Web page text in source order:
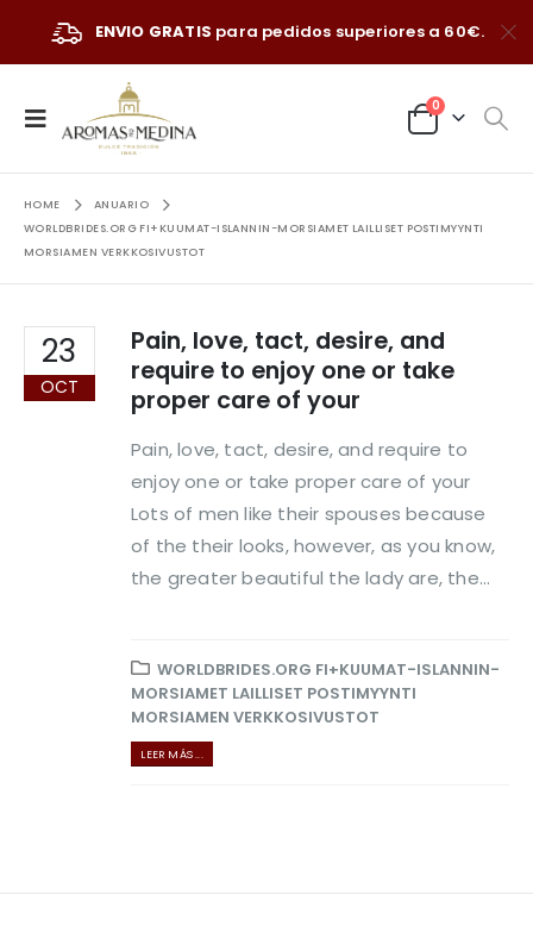
ENVIO GRATIS para pedidos superiores a 60€.
0
HOME
ANUARIO
WORLDBRIDES.ORG FI+KUUMAT-ISLANNIN-MORSIAMET LAILLISET POSTIMYYNTI
MORSIAMEN VERKKOSIVUSTOT
23
OCT
Pain, love, tact, desire, and
require to enjoy one or take
proper care of your
Pain, love, tact, desire, and require to
enjoy one or take proper care of your
Lots of men like their spouses because
of the their looks, however, as you know,
the greater beautiful the lady are, the...
WORLDBRIDES.ORG FI+KUUMAT-ISLANNIN-
MORSIAMET LAILLISET POSTIMYYNTI
MORSIAMEN VERKKOSIVUSTOT
LEER MÁS ...